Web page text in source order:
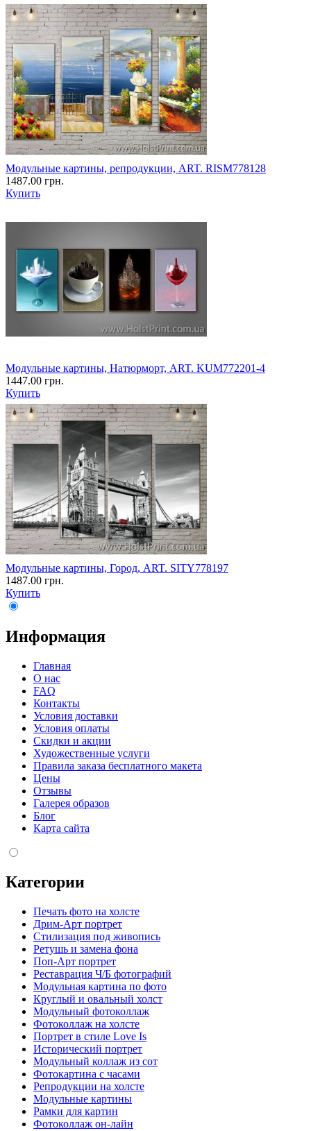
Модульные картины, репродукции, ART. RISM778128
1487.00 грн.
Купить
Модульные картины, Натюрморт, ART. KUM772201-4
1447.00 грн.
Купить
Модульные картины, Город, ART. SITY778197
1487.00 грн.
Купить
Информация
Главная
О нас
FAQ
Контакты
Условия доставки
Условия оплаты
Скидки и акции
Художественные услуги
Правила заказа бесплатного макета
Цены
Отзывы
Галерея образов
Блог
Карта сайта
Категории
Печать фото на холсте
Дрим-Арт портрет
Стилизация под живопись
Ретушь и замена фона
Поп-Арт портрет
Реставрация Ч/Б фотографий
Модульная картина по фото
Круглый и овальный холст
Модульный фотоколлаж
Фотоколлаж на холсте
Портрет в стиле Love Is
Исторический портрет
Модульный коллаж из сот
Фотокартина с часами
Репродукции на холсте
Модульные картины
Рамки для картин
Фотоколлаж он-лайн